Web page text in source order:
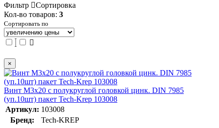
Фильтр
Сортировка
Кол-во товаров: 3
Сортировать по
×
Винт М3х20 с полукруглой головкой цинк. DIN 7985
(уп.10шт) пакет Tech-Krep 103008
Артикул: 103008
Бренд:
Tech-KREP